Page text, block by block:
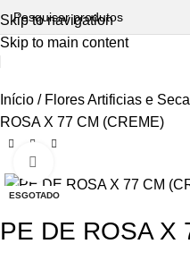
Skip to navigation
Skip to main content
Início Flores Artificias e
ROSA X 77 CM (CREME)
ESGOTADO
PE DE ROSA X